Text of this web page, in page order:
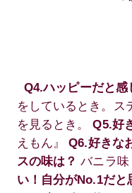
Q4.ハッピーだと感
をしているとき。ス
を見るとき。Q5.好
えもん』Q6.好きな
スの味は？ バニラ味
い！自分がNo.1だと